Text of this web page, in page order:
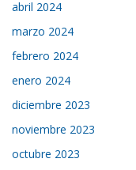
abril 2024
marzo 2024
febrero 2024
enero 2024
diciembre 2023
noviembre 2023
octubre 2023